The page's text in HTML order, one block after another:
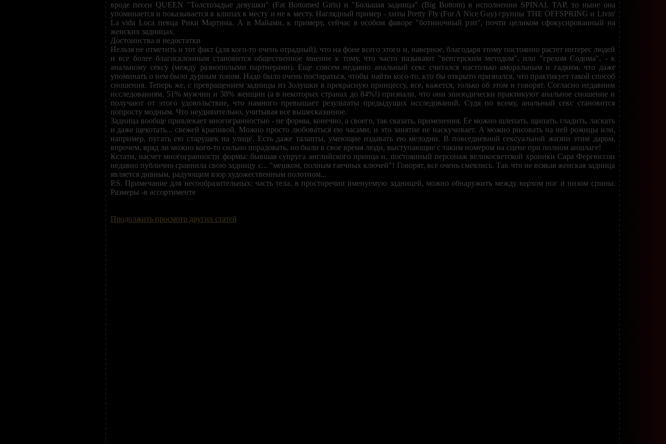
вроде песен QUEEN "Толстозадые девушки" (Fat Bottomed Girls) и "Большая задница" (Big Bottom) в исполнении SPINAL TAP, то ныне она
упоминается и показывается в клипах к месту и не к месту. Наглядный пример - хиты Pretty Fly (For A Nice Guy) группы THE OFFSPRING и Livin'
La vida Loca певца Рики Мартина. А в Майами, к примеру, сейчас в особом фаворе "ботиночный рэп", почти целиком сфокусированный на
женских задницах.
Достоинства и недостатки
Нельзя не отметить и тот факт (для кого-то очень отрадный), что на фоне всего этого и, наверное, благодаря этому постоянно растет интерес людей
и все более благосклонным становится общественное мнение к тому, что часто называют "венгерским методом", или "грехом Содома", - к
анальному сексу (между разнополыми партнерами). Еще совсем недавно анальный секс считался настолько аморальным и гадким, что даже
упоминать о нем было дурным тоном. Надо было очень постараться, чтобы найти кого-то, кто бы открыто признался, что практикует такой способ
сношения. Теперь же, с превращением задницы из Золушки в прекрасную принцессу, все, кажется, только об этом и говорят. Согласно недавним
исследованиям, 51% мужчин и 38% женщин (а в некоторых странах до 84%!) признали, что они эпизодически практикуют анальное сношение и
получают от этого удовольствие, что намного превышает результаты предыдущих исследований. Судя по всему, анальный секс становится
попросту модным. Что неудивительно, учитывая все вышесказанное.
Задница вообще привлекает многогранностью - не формы, конечно, а своего, так сказать, применения. Ее можно шлепать, щипать, гладить, ласкать
и даже щекотать... свежей крапивой. Можно просто любоваться ею часами, и это занятие не наскучивает. А можно рисовать на ней рожицы или,
например, пугать ею старушек на улице. Есть даже таланты, умеющие издавать ею мелодии. В повседневной сексуальной жизни этим даром,
впрочем, вряд ли можно кого-то сильно порадовать, но были в свое время люди, выступающие с таким номером на сцене при полном аншлаге!
Кстати, насчет многогранности формы: бывшая супруга английского принца и. постоянный персонаж великосветской хроники Сара Фергюссон
недавно публично сравнила свою задницу с... "мешком, полным гаечных ключей"! Говорят, все очень смеялись. Так что не всякая женская задница
является дивным, радующим взор художественным полотном...
P.S. Примечание для несообразительных: часть тела, в просторечии именуемую задницей, можно обнаружить между верхом ног и низом спины.
Размеры -в ассортименте
Продолжить просмотр других статей